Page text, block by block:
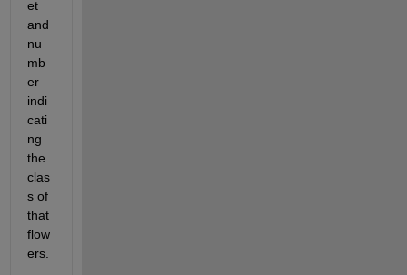
et
and
nu
mb
er
indi
cati
ng
the
clas
s of
that
flow
ers.